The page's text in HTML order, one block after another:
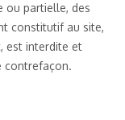
ou partielle, des
constitutif au site,
est interdite et
contrefaçon.